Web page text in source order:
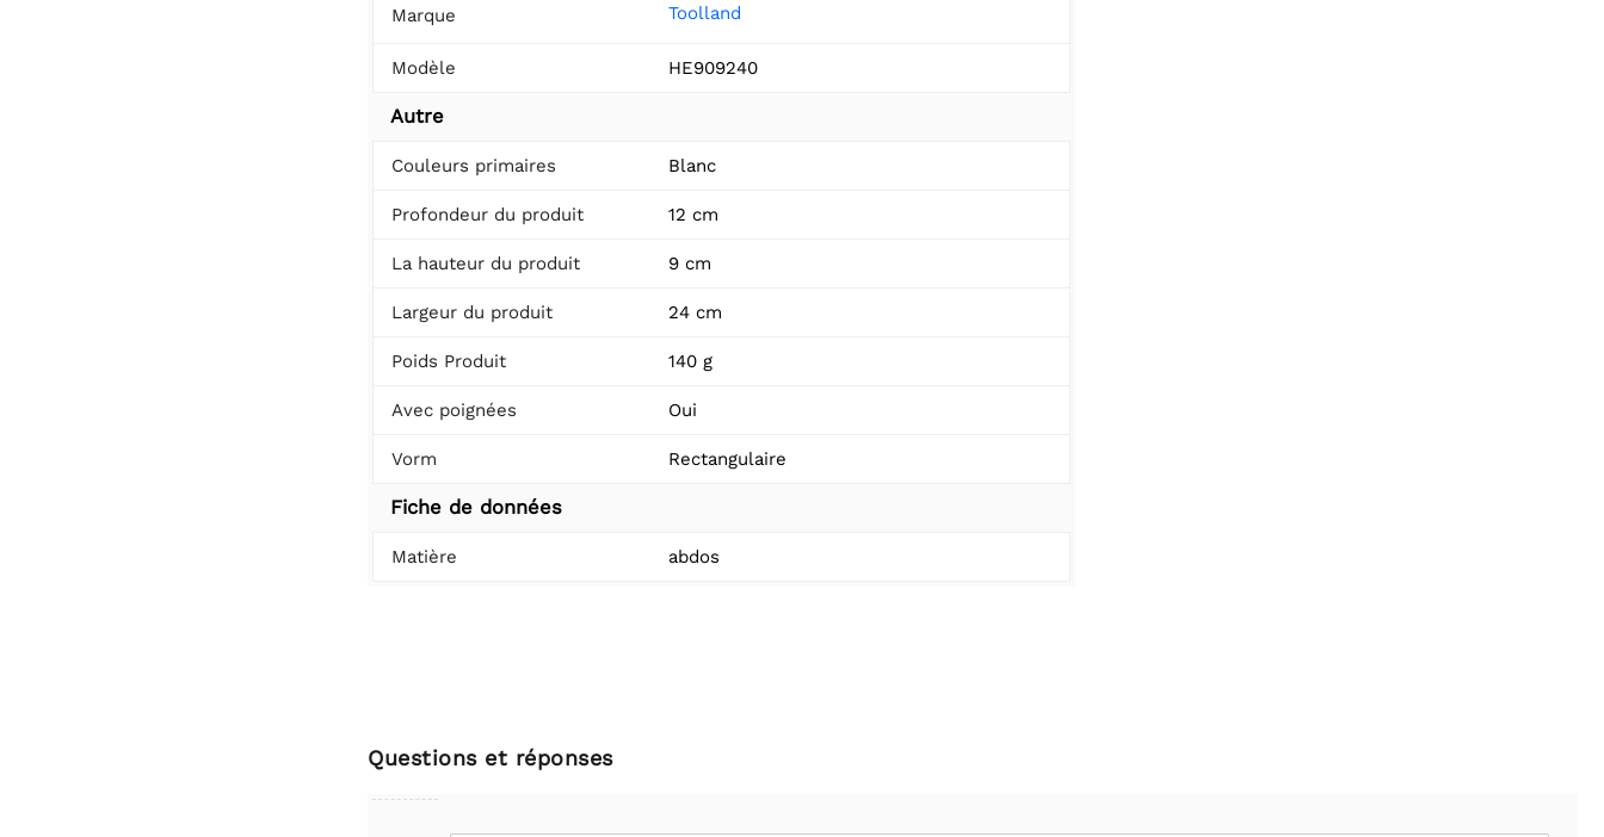
Marque Toolland
Modèle HE909240
Autre
Couleurs primaires Blanc
Profondeur du produit 12 cm
La hauteur du produit 9 cm
Largeur du produit 24 cm
Poids Produit 140 g
Avec poignées Oui
Vorm Rectangulaire
Fiche de données
Matière abdos
Questions et réponses